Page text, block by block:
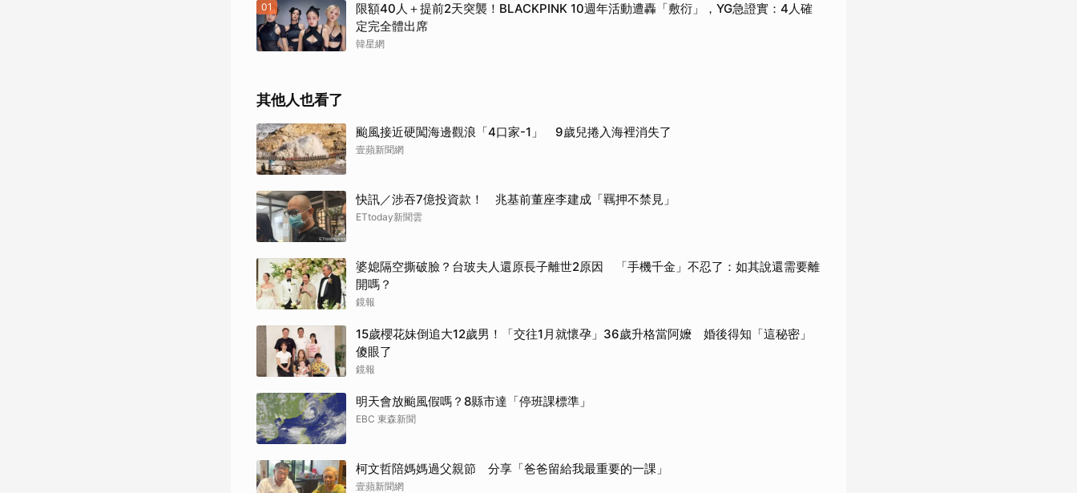
01
限額40人＋提前2天突襲！BLACKPINK 10週年活動遭轟「敷衍」，YG急證實：4人確
定完全體出席
韓星網
其他人也看了
颱風接近硬闖海邊觀浪「4口家-1」 9歲兒捲入海裡消失了
壹蘋新聞網
快訊／涉吞7億投資款！ 兆基前董座李建成「羈押不禁見」
ETtoday新聞雲
婆媳隔空撕破臉？台玻夫人還原長子離世2原因 「手機千金」不忍了：如其說還需要離
開嗎？
鏡報
15歲櫻花妹倒追大12歲男！「交往1月就懷孕」36歲升格當阿嬤 婚後得知「這秘密」
傻眼了
鏡報
明天會放颱風假嗎？8縣市達「停班課標準」
EBC 東森新聞
柯文哲陪媽媽過父親節 分享「爸爸留給我最重要的一課」
壹蘋新聞網